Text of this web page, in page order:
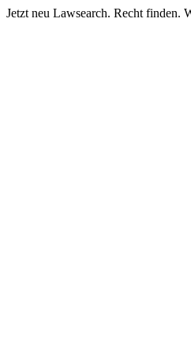
Jetzt neu Lawsearch. Recht finden.